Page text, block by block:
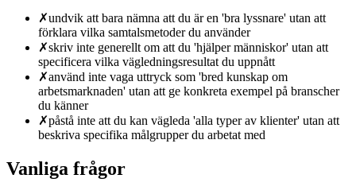
✗undvik att bara nämna att du är en 'bra lyssnare' utan att
förklara vilka samtalsmetoder du använder
✗skriv inte generellt om att du 'hjälper människor' utan att
specificera vilka vägledningsresultat du uppnått
✗använd inte vaga uttryck som 'bred kunskap om
arbetsmarknaden' utan att ge konkreta exempel på branscher
du känner
✗påstå inte att du kan vägleda 'alla typer av klienter' utan att
beskriva specifika målgrupper du arbetat med
Vanliga frågor